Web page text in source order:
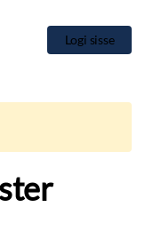
Logi sisse